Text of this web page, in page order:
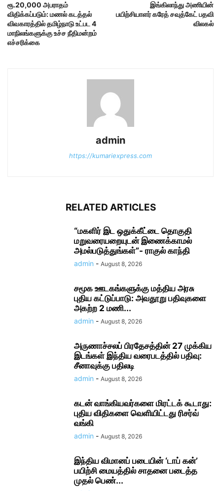
ரூ.20,000 அபராதம்
விதிக்கப்படும்: மணல் கடத்தல்
விவகாரத்தில் தமிழ்நாடு உட்பட 4
மாநிலங்களுக்கு உச்ச நீதிமன்றம்
எச்சரிக்கை
இங்கிலாந்து அணியின்
பயிற்சியாளர் கரேத் சவுத்கேட் பதவி
விலகல்
admin
https://kumariexpress.com
RELATED ARTICLES
“மகளிர் இட ஒதுக்கீட்டை தொகுதி
மறுவரையறையுடன் இணைக்காமல்
அமல்படுத்துங்கள்”- ராகுல் காந்தி
admin - August 8, 2026
சமூக ஊடகங்களுக்கு மத்திய அரசு
புதிய கட்டுப்பாடு: அவதூறு பதிவுகளை
அகற்ற 2 மணி...
admin - August 8, 2026
அருணாச்சலப் பிரதேசத்தின் 27 முக்கிய
இடங்கள் இந்திய வரைபடத்தில் பதிவு:
சீனாவுக்கு பதிலடி
admin - August 8, 2026
கடன் வாங்கியவர்களை மிரட்டக் கூடாது:
புதிய விதிகளை வெளியிட்டது ரிசர்வ்
வங்கி
admin - August 8, 2026
இந்திய விமானப் படையின் ‘டாப் கன்’
பயிற்சி மையத்தில் சாதனை படைத்த
முதல் பெண்...